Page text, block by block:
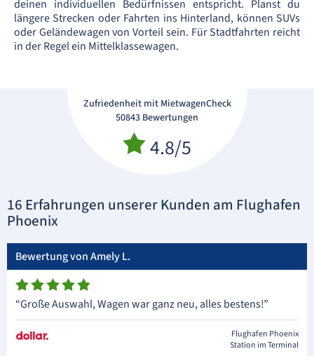
deinen individuellen Bedürfnissen entspricht. Planst du
längere Strecken oder Fahrten ins Hinterland, können SUVs
oder Geländewagen von Vorteil sein. Für Stadtfahrten reicht
in der Regel ein Mittelklassewagen.
Zufriedenheit mit MietwagenCheck
50843 Bewertungen
4.8/5
16 Erfahrungen unserer Kunden am Flughafen
Phoenix
Bewertung von Amely L.
“Große Auswahl, Wagen war ganz neu, alles bestens!”
Flughafen Phoenix
Station im Terminal